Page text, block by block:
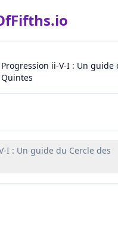
Progression ii-V-I : Un guide
Quintes
I : Un guide du Cercle des